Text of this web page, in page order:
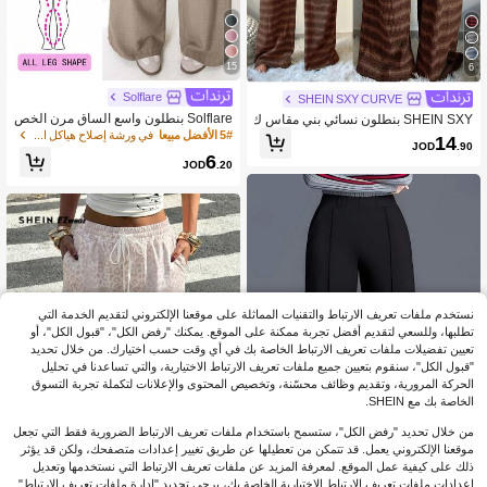
6
SHEIN SXY CURVE
SHEIN SXY بنطلون نسائي بني مقاس ك
بير مريح وكاجوال بسيط بخصر منخفض م
ع رباط وساق واسعة مخطط بنطلون مري
JOD14.90
15
Solflare
Solflare بنطلون واسع الساق مرن الخص
ر مناسب للمناسبات المتعددة، للخروجا
مواعيد والمنزل وأعياد الميلاد، موديل جدي
رة
5# الأفضل مبيعا
JOD6.20
نستخدم ملفات تعريف الارتباط والتقنيات المماثلة على موقعنا الإلكتروني لتقديم الخدمة التي
تطلبها، وللسعي لتقديم أفضل تجربة ممكنة على الموقع. يمكنك "رفض الكل"، "قبول الكل"، أو
تعيين تفضيلات ملفات تعريف الارتباط الخاصة بك في أي وقت حسب اختيارك. من خلال تحديد
"قبول الكل"، سنقوم بتعيين جميع ملفات تعريف الارتباط الاختيارية، والتي تساعدنا في تحليل
الحركة المرورية، وتقديم وظائف محسّنة، وتخصيص المحتوى والإعلانات لتكملة تجربة التسوق
الخاصة بك مع SHEIN.
من خلال تحديد "رفض الكل"، ستسمح باستخدام ملفات تعريف الارتباط الضرورية فقط التي تجعل
موقعنا الإلكتروني يعمل. قد تتمكن من تعطيلها عن طريق تغيير إعدادات متصفحك، ولكن قد يؤثر
ذلك على كيفية عمل الموقع. لمعرفة المزيد عن ملفات تعريف الارتباط التي نستخدمها وتعديل
إعدادات ملفات تعريف الارتباط الاختيارية الخاصة بك، يرجى تحديد "إدارة ملفات تعريف الارتباط".